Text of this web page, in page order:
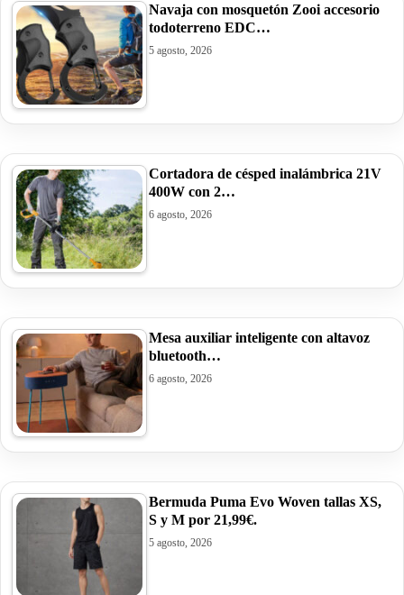
Navaja con mosquetón Zooi accesorio
todoterreno EDC…
5 agosto, 2026
Cortadora de césped inalámbrica 21V
400W con 2…
6 agosto, 2026
Mesa auxiliar inteligente con altavoz
bluetooth…
6 agosto, 2026
Bermuda Puma Evo Woven tallas XS,
S y M por 21,99€.
5 agosto, 2026